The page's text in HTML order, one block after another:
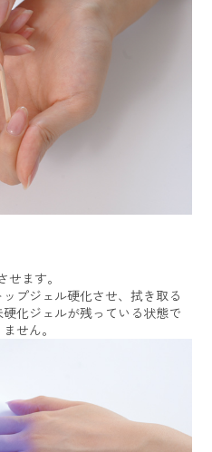
ます。
プジェル硬化させ、拭き取る
化ジェルが残っている状態で
せん。